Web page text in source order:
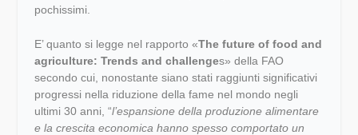
pochissimi.
E’ quanto si legge nel rapporto «The future of food and
agriculture: Trends and challenges» della FAO
secondo cui, nonostante siano stati raggiunti significativi
progressi nella riduzione della fame nel mondo negli
ultimi 30 anni, “l’espansione della produzione alimentare
e la crescita economica hanno spesso comportato un